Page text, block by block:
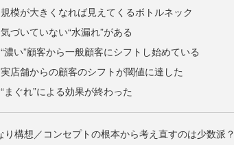
規模が大きくなれば見えてくるボトルネック
気づいていない“水漏れ”がある
“濃い”顧客から一般顧客にシフトし始めている
実店舗からの顧客のシフトが閾値に達した
“まぐれ”による効果が終わった
り構想／コンセプトの根本から考え直すのは少数派？